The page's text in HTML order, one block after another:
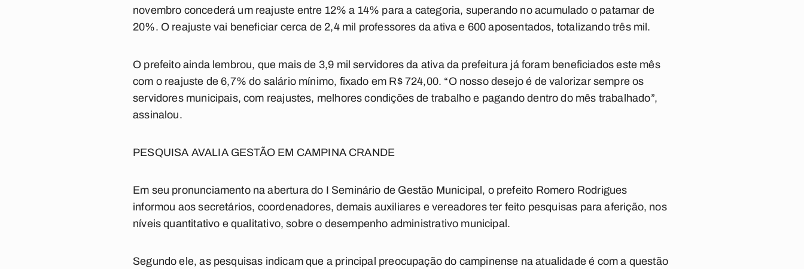
novembro concederá um reajuste entre 12% a 14% para a categoria, superando no acumulado o patamar de
20%. O reajuste vai beneficiar cerca de 2,4 mil professores da ativa e 600 aposentados, totalizando três mil.
O prefeito ainda lembrou, que mais de 3,9 mil servidores da ativa da prefeitura já foram beneficiados este mês
com o reajuste de 6,7% do salário mínimo, fixado em R$ 724,00. “O nosso desejo é de valorizar sempre os
servidores municipais, com reajustes, melhores condições de trabalho e pagando dentro do mês trabalhado”,
assinalou.
PESQUISA AVALIA GESTÃO EM CAMPINA CRANDE
Em seu pronunciamento na abertura do I Seminário de Gestão Municipal, o prefeito Romero Rodrigues
informou aos secretários, coordenadores, demais auxiliares e vereadores ter feito pesquisas para aferição, nos
níveis quantitativo e qualitativo, sobre o desempenho administrativo municipal.
Segundo ele, as pesquisas indicam que a principal preocupação do campinense na atualidade é com a questão